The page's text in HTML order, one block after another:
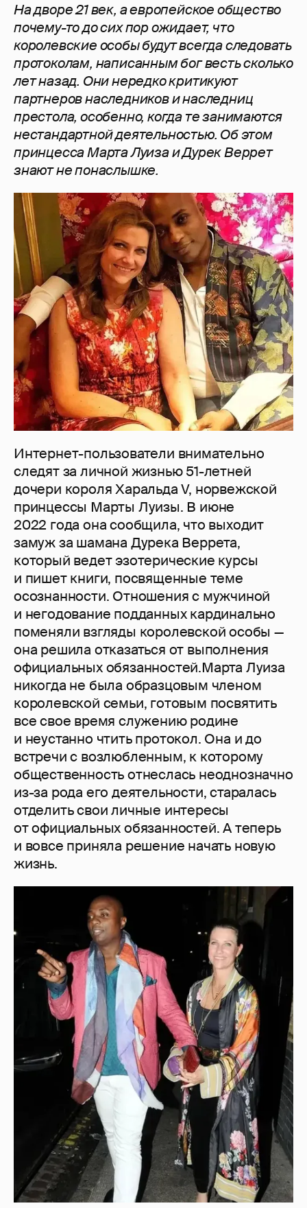
На дворе 21 век, а европейское общество
почему-то до сих пор ожидает, что
королевские особы будут всегда следовать
протоколам, написанным бог весть сколько
лет назад. Они нередко критикуют
партнеров наследников и наследниц
престола, особенно, когда те занимаются
нестандартной деятельностью. Об этом
принцесса Марта Луиза и Дурек Веррет
знают не понаслышке.
Интернет-пользователи внимательно
следят за личной жизнью 51-летней
дочери короля Харальда V, норвежской
принцессы Марты Луизы. В июне
2022 года она сообщила, что выходит
замуж за шамана Дурека Веррета,
который ведет эзотерические курсы
и пишет книги, посвященные теме
осознанности. Отношения с мужчиной
и негодование подданных кардинально
поменяли взгляды королевской особы —
она решила отказаться от выполнения
официальных обязанностей.Марта Луиза
никогда не была образцовым членом
королевской семьи, готовым посвятить
все свое время служению родине
и неустанно чтить протокол. Она и до
встречи с возлюбленным, к которому
общественность отнеслась неоднозначно
из-за рода его деятельности, старалась
отделить свои личные интересы
от официальных обязанностей. А теперь
и вовсе приняла решение начать новую
жизнь.